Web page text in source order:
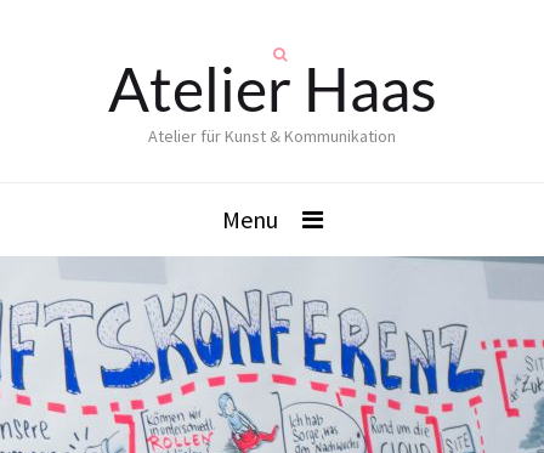
Atelier Haas
Atelier für Kunst & Kommunikation
Menu